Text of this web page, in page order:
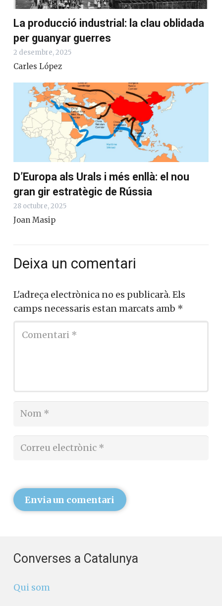
La producció industrial: la clau oblidada
per guanyar guerres
2 desembre, 2025
Carles López
D’Europa als Urals i més enllà: el nou
gran gir estratègic de Rússia
28 octubre, 2025
Joan Masip
Deixa un comentari
L'adreça electrònica no es publicarà. Els
camps necessaris estan marcats amb *
Envia un comentari
Converses a Catalunya
Qui som